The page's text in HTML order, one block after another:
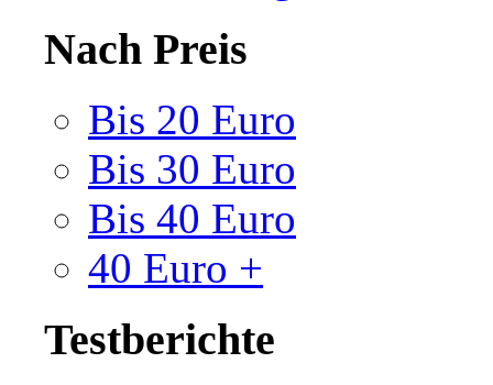
Nach Preis
Bis 20 Euro
Bis 30 Euro
Bis 40 Euro
40 Euro +
Testberichte